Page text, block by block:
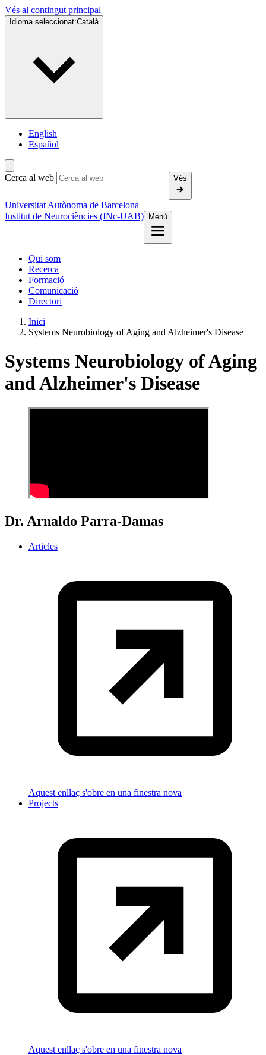
Vés al contingut principal
Idioma seleccionat:Català
English
Español
Cerca al web Vés
Universitat Autònoma de Barcelona
Institut de Neurociències (INc-UAB)
Menú
Qui som
Recerca
Formació
Comunicació
Directori
Inici
Systems Neurobiology of Aging and Alzheimer's Disease
Systems Neurobiology of Aging
and Alzheimer's Disease
Dr. Arnaldo Parra-Damas
Articles
Aquest enllaç s'obre en una finestra nova
Projects
Aquest enllaç s'obre en una finestra nova